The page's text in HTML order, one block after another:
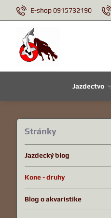
E-shop 0915732190
Jazdectvo
Stránky
Jazdecký blog
Kone - druhy
Blog o akvaristike